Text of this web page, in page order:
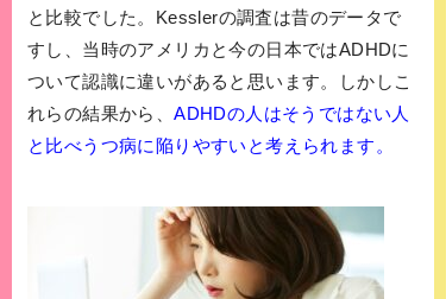
と比較でした。Kesslerの調査は昔のデータで
すし、当時のアメリカと今の日本ではADHDに
ついて認識に違いがあると思います。しかしこ
れらの結果から、ADHDの人はそうではない人
と比べうつ病に陥りやすいと考えられます。